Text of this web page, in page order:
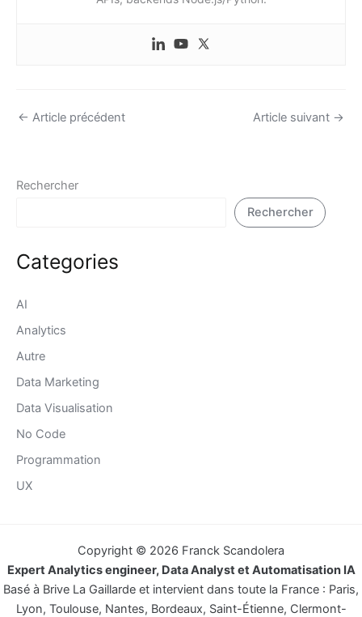
← Article précédent Article suivant →
Rechercher
Rechercher
Categories
AI
Analytics
Autre
Data Marketing
Data Visualisation
No Code
Programmation
UX
Copyright © 2026 Franck Scandolera
Expert Analytics engineer, Data Analyst et Automatisation IA
Basé à Brive La Gaillarde et intervient dans toute la France : Paris,
Lyon, Toulouse, Nantes, Bordeaux, Saint-Étienne, Clermont-